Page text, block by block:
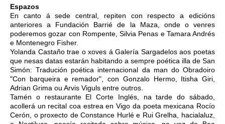
Espazos
En canto á sede central, repiten con respecto a edicións
anteriores a Fundación Barrié de la Maza, onde o venres
poderemos gozar con Rompente, Silvia Penas e Tamara Andrés
e Montenegro Fisher.
Yolanda Castaño trae o xoves á Galería Sargadelos aos poetas
que nesas datas estarán habitando a sempre poética illa de San
Simón: Tradución poética internacional da man do Obradoiro
"Con barqueira e remador", con Gonzalo Hermo, Itisha Giri,
Adrian Grima ou Arvis Viguls entre outros.
Tamén o restaurante El Corte Inglés, na tarde do sábado,
acollerá un recital coa estrea en Vigo da poeta mexicana Rocío
Cerón, o proxecto de Constance Hurlé e Rui Grelha, hacialaluz,